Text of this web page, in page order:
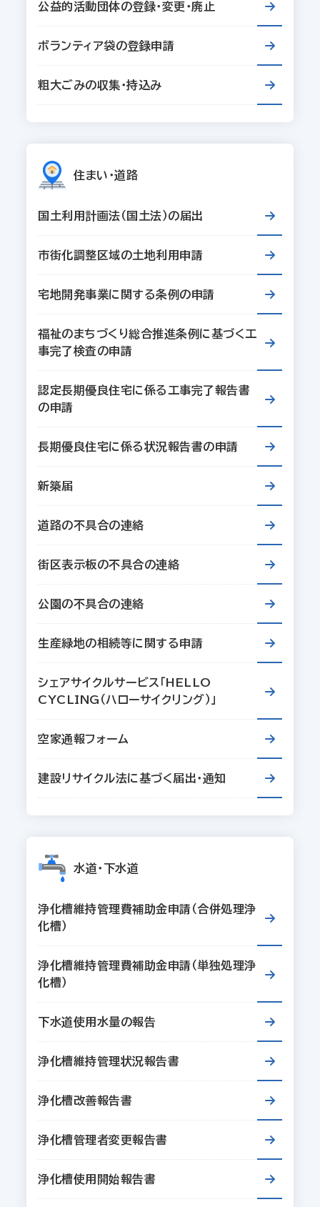
公益的活動団体の登録・変更・廃止
ボランティア袋の登録申請
粗大ごみの収集・持込み
住まい・道路
国土利用計画法（国土法）の届出
市街化調整区域の土地利用申請
宅地開発事業に関する条例の申請
福祉のまちづくり総合推進条例に基づく工
事完了検査の申請
認定長期優良住宅に係る工事完了報告書
の申請
長期優良住宅に係る状況報告書の申請
新築届
道路の不具合の連絡
街区表示板の不具合の連絡
公園の不具合の連絡
生産緑地の相続等に関する申請
シェアサイクルサービス「HELLO
CYCLING（ハローサイクリング）」
空家通報フォーム
建設リサイクル法に基づく届出・通知
水道・下水道
浄化槽維持管理費補助金申請（合併処理浄
化槽）
浄化槽維持管理費補助金申請（単独処理浄
化槽）
下水道使用水量の報告
浄化槽維持管理状況報告書
浄化槽改善報告書
浄化槽管理者変更報告書
浄化槽使用開始報告書